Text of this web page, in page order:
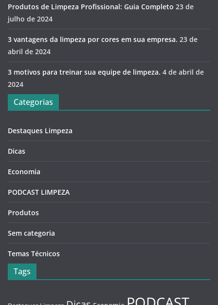
Produtos de Limpeza Profissional: Guia Completo 23 de
julho de 2024
3 vantagens da limpeza por cores em sua empresa. 23 de
abril de 2024
3 motivos para treinar sua equipe de limpeza. 4 de abril de
2024
Categorias
Destaques Limpeza
Dicas
Economia
PODCAST LIMPEZA
Produtos
Sem categoria
Temas Técnicos
Tags